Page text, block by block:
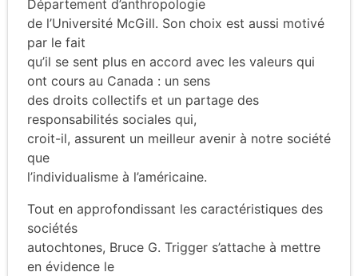
Département d’anthropologie
de l’Université McGill. Son choix est aussi motivé
par le fait
qu’il se sent plus en accord avec les valeurs qui
ont cours au Canada : un sens
des droits collectifs et un partage des
responsabilités sociales qui,
croit-il, assurent un meilleur avenir à notre société
que
l’individualisme à l’américaine.
Tout en approfondissant les caractéristiques des
sociétés
autochtones, Bruce G. Trigger s’attache à mettre
en évidence le